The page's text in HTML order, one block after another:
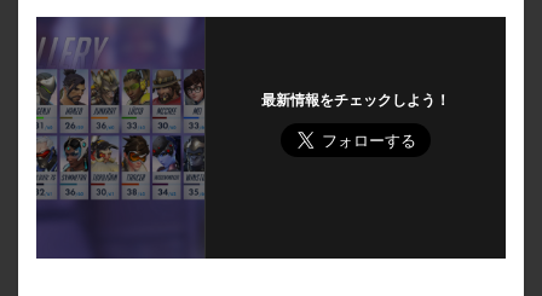
最新情報をチェックしよう！